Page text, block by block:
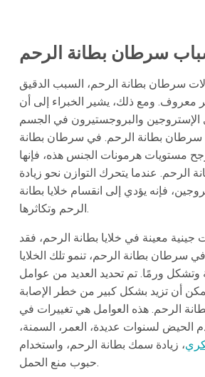
سرطان بطانة الرحم
سرطان بطانة الرحم، السبب الدقيق
معروف. ومع ذلك، يشير الخبراء إلى أن
والبروجستيرون في الجسم
سرطان بطانة الرحم. في سرطان بطانة
مستويات هرمونات الجنس هذه، فإنها
الرحم. عندما يتحرك التوازن نحو زيادة
فإنه يؤدي إلى انقسام خلايا بطانة
الرحم وتكاثرها.
جينية معينة في خلايا بطانة الرحم، فقد
سرطان بطانة الرحم، تنمو تلك الخلايا
ورمًا. تم تحديد العديد من عوامل
أن تزيد بشكل كبير من خطر الإصابة
الرحم. هذه العوامل هي تغييرات في
الحيض لسنوات عديدة، العمر، السمنة،
، زيادة سمك بطانة الرحم، واستخدام
حبوب منع الحمل.